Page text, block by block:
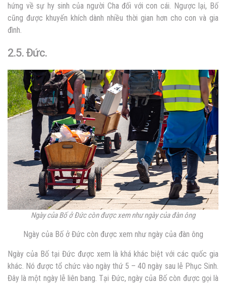
hứng về sự hy sinh của người Cha đối với con cái. Ngược lại, Bố
cũng được khuyến khích dành nhiều thời gian hơn cho con và gia
đình.
2.5. Đức.
Ngày của Bố ở Đức còn được xem như ngày của đàn ông
Ngày của Bố ở Đức còn được xem như ngày của đàn ông
Ngày của Bố tại Đức được xem là khá khác biệt với các quốc gia
khác. Nó được tổ chức vào ngày thứ 5 – 40 ngày sau lễ Phục Sinh.
Đây là một ngày lễ liên bang. Tại Đức, ngày của Bố còn được gọi là